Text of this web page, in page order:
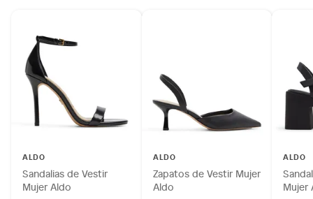
ALDO
Sandalias de Vestir
Mujer Aldo
ALDO
Zapatos de Vestir Mujer
Aldo
ALDO
Mujer